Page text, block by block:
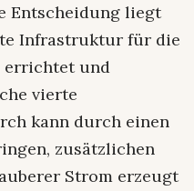
Entscheidung liegt
Infrastruktur für die
errichtet und
vierte
kann durch einen
zusätzlichen
Strom erzeugt